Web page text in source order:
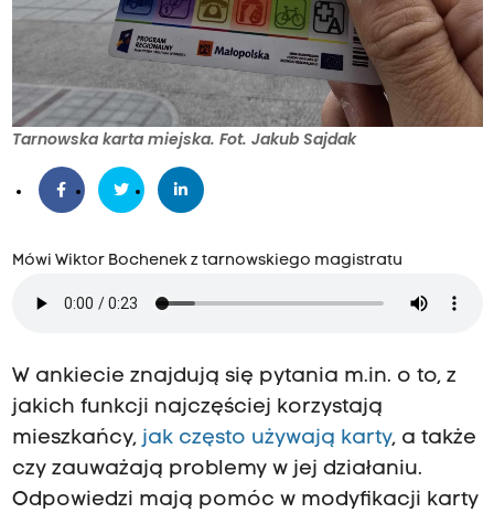
Tarnowska karta miejska. Fot. Jakub Sajdak
Mówi Wiktor Bochenek z tarnowskiego magistratu
W ankiecie znajdują się pytania m.in. o to, z
jakich funkcji najczęściej korzystają
mieszkańcy, jak często używają karty, a także
czy zauważają problemy w jej działaniu.
Odpowiedzi mają pomóc w modyfikacji karty